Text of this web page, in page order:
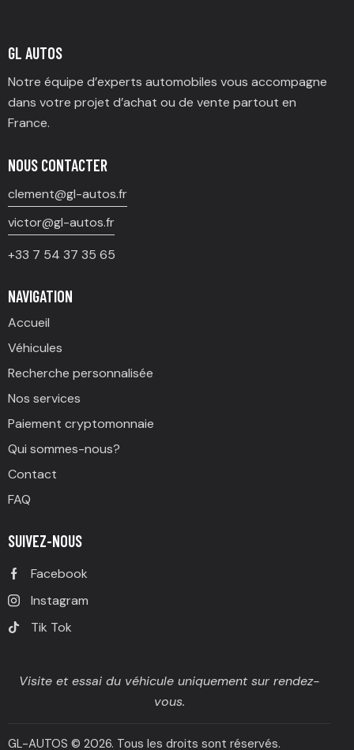
GL AUTOS
Notre équipe d’experts automobiles vous accompagne
dans votre projet d’achat ou de vente partout en
France.
NOUS CONTACTER
clement@gl-autos.fr
victor@gl-autos.fr
+33 7 54 37 35 65
NAVIGATION
Accueil
Véhicules
Recherche personnalisée
Nos services
Paiement cryptomonnaie
Qui sommes-nous?
Contact
FAQ
SUIVEZ-NOUS
Facebook
Instagram
Tik Tok
Visite et essai du véhicule uniquement sur rendez-
vous.
GL-AUTOS © 2026. Tous les droits sont réservés.